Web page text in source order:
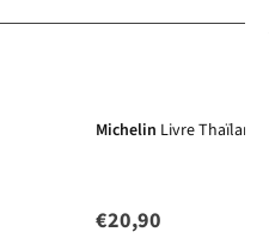
Michelin Livre
€20,90